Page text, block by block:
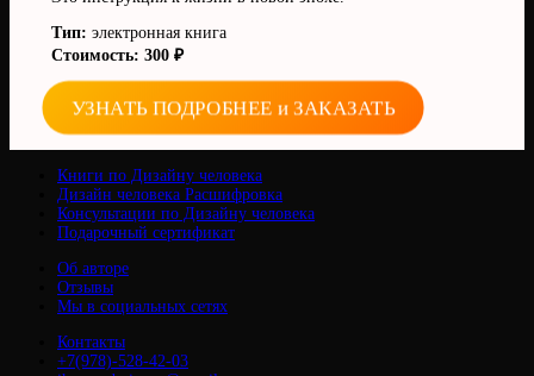
Тип: электронная книга
Стоимость: 300 ₽
УЗНАТЬ ПОДРОБНЕЕ и ЗАКАЗАТЬ
Книги по Дизайну человека
Дизайн человека Расшифровка
Консультации по Дизайну человека
Подарочный сертификат
Об авторе
Отзывы
Мы в социальных сетях
Контакты
+7(978)-528-42-03